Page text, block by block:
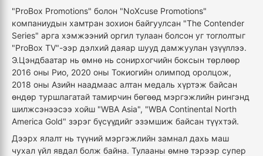
"ProBox Promotions" болон "NoXcuse Promotions"
компаниудын хамтран зохион байгуулсан "The Contender
Series" арга хэмжээний оргил тулаан болсон уг тоглолтыг
"ProBox TV"-ээр дэлхий даяар шууд дамжуулан үзүүллээ.
Э.Цэндбаатар нь өмнө нь сонирхогчийн боксын төрлөөр
2016 оны Рио, 2020 оны Токиогийн олимпод оролцож,
2018 оны Азийн наадмаас алтан медаль хүртэж байсан
өндөр туршлагатай тамирчин бөгөөд мэргэжлийн рингэнд
шилжсэнээсээ хойш "WBA Asia", "WBA Continental North
America Gold" зэрэг бүсүүдийг эзэмшиж байсан түүхтэй.
Дээрх ялалт нь түүний мэргэжлийн замнал дахь маш
чухал үйл явдал болж байна. Тулааны өмнө тэрээр супер